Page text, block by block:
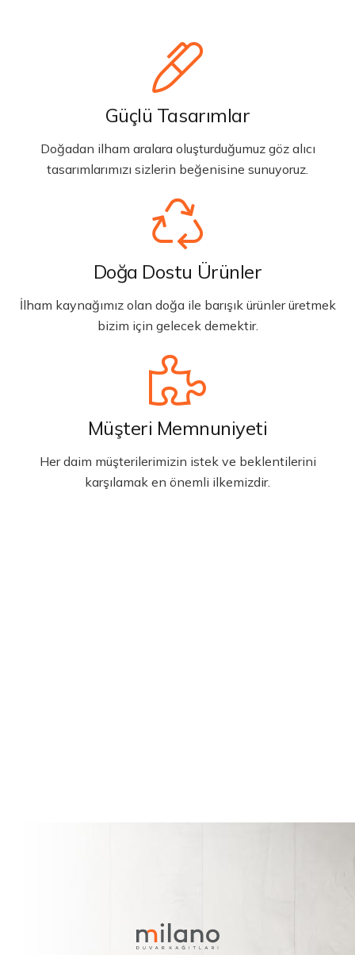
Güçlü Tasarımlar
Doğadan ilham aralara oluşturduğumuz göz alıcı
tasarımlarımızı sizlerin beğenisine sunuyoruz.
Doğa Dostu Ürünler
İlham kaynağımız olan doğa ile barışık ürünler üretmek
bizim için gelecek demektir.
Müşteri Memnuniyeti
Her daim müşterilerimizin istek ve beklentilerini
karşılamak en önemli ilkemizdir.